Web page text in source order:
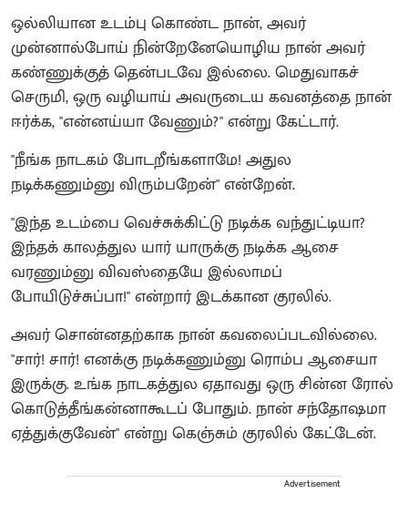
ஒல்லியான உடம்பு கொண்ட நான், அவர்
முன்னால்போய் நின்றேனேயொழிய நான் அவர்
கண்ணுக்குத் தென்படவே இல்லை. மெதுவாகச்
செருமி, ஒரு வழியாய் அவருடைய கவனத்தை நான்
ஈர்க்க, "என்னய்யா வேணும்?" என்று கேட்டார்.
"நீங்க நாடகம் போடறீங்களாமே! அதுல
நடிக்கணும்னு விரும்பறேன்" என்றேன்.
"இந்த உடம்பை வெச்சுக்கிட்டு நடிக்க வந்துட்டியா?
இந்தக் காலத்துல யார் யாருக்கு நடிக்க ஆசை
வரணும்னு விவஸ்தையே இல்லாமப்
போயிடுச்சுப்பா!" என்றார் இடக்கான குரலில்.
அவர் சொன்னதற்காக நான் கவலைப்படவில்லை.
"சார்! சார்! எனக்கு நடிக்கணும்னு ரொம்ப ஆசையா
இருக்கு. உங்க நாடகத்துல ஏதாவது ஒரு சின்ன ரோல்
கொடுத்தீங்கன்னாகூடப் போதும். நான் சந்தோஷமா
ஏத்துக்குவேன்" என்று கெஞ்சும் குரலில் கேட்டேன்.
Advertisement